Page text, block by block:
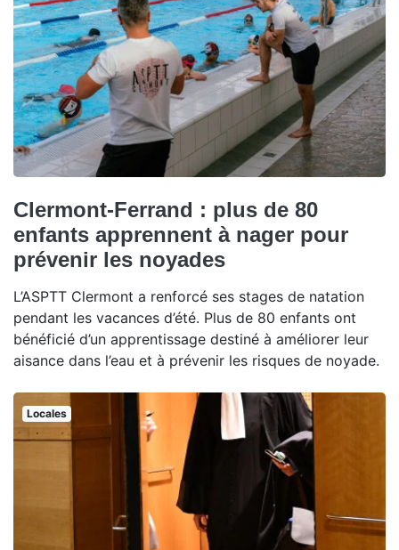
Clermont-Ferrand : plus de 80
enfants apprennent à nager pour
prévenir les noyades
L’ASPTT Clermont a renforcé ses stages de natation
pendant les vacances d’été. Plus de 80 enfants ont
bénéficié d’un apprentissage destiné à améliorer leur
aisance dans l’eau et à prévenir les risques de noyade.
Locales